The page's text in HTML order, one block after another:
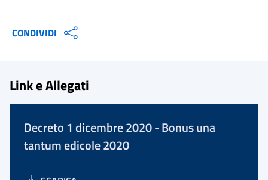
CONDIVIDI
Link e Allegati
Decreto 1 dicembre 2020 - Bonus una
tantum edicole 2020